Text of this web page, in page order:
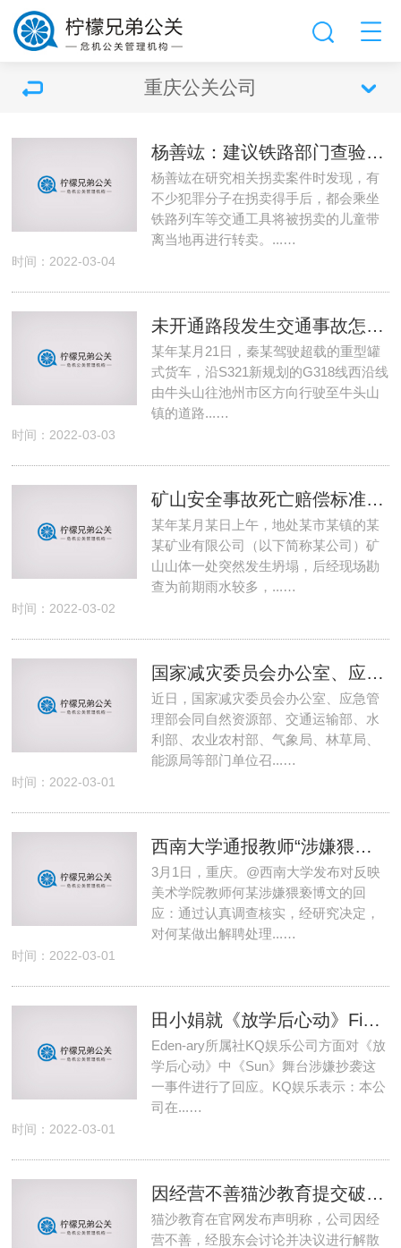
重庆公关公司
杨善竑：建议铁路部门查验儿童乘车证件协助防范拐卖
杨善竑在研究相关拐卖案件时发现，有
不少犯罪分子在拐卖得手后，都会乘坐
铁路列车等交通工具将被拐卖的儿童带
离当地再进行转卖。...…
时间：2022-03-04
未开通路段发生交通事故怎么处理 在未开通的道路上驾车出车祸
某年某月21日，秦某驾驶超载的重型罐
式货车，沿S321新规划的G318线西沿线
由牛头山往池州市区方向行驶至牛头山
镇的道路...…
时间：2022-03-03
矿山安全事故死亡赔偿标准 矿山安全事故死亡赔偿标准
某年某月某日上午，地处某市某镇的某
某矿业有限公司（以下简称某公司）矿
山山体一处突然发生坍塌，后经现场勘
查为前期雨水较多，...…
时间：2022-03-02
国家减灾委员会办公室、应急管理部发布3月份全国自然灾害风险形势
近日，国家减灾委员会办公室、应急管
理部会同自然资源部、交通运输部、水
利部、农业农村部、气象局、林草局、
能源局等部门单位召...…
时间：2022-03-01
西南大学通报教师“涉嫌猥亵人体模特”
3月1日，重庆。@西南大学发布对反映
美术学院教师何某涉嫌猥亵博文的回
应：通过认真调查核实，经研究决定，
对何某做出解聘处理...…
时间：2022-03-01
田小娟就《放学后心动》Final曲抄袭一事道歉
Eden-ary所属社KQ娱乐公司方面对《放
学后心动》中《Sun》舞台涉嫌抄袭这
一事件进行了回应。KQ娱乐表示：本公
司在...…
时间：2022-03-01
因经营不善猫沙教育提交破产申请
猫沙教育在官网发布声明称，公司因经
营不善，经股东会讨论并决议进行解散